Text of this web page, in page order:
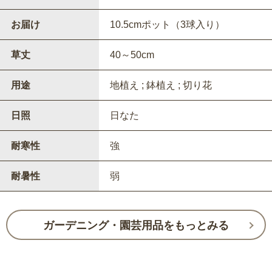
お届け 10.5cmポット（3球入り）
草丈 40～50cm
用途 地植え ; 鉢植え ; 切り花
日照 日なた
耐寒性 強
耐暑性 弱
ガーデニング・園芸用品をもっとみる